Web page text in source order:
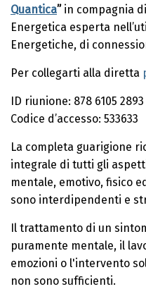
Quantica” in compagnia di
Energetica esperta
Energetiche, di
Per collegarti alla diretta
ID riunione: 878 6105 2893
Codice d’accesso: 533633
La completa guarigione
integrale di tutti gli
mentale, emotivo, fisico
sono interdipendenti e
Il trattamento di un
puramente mentale, il
emozioni o l'intervento
non sono sufficienti.